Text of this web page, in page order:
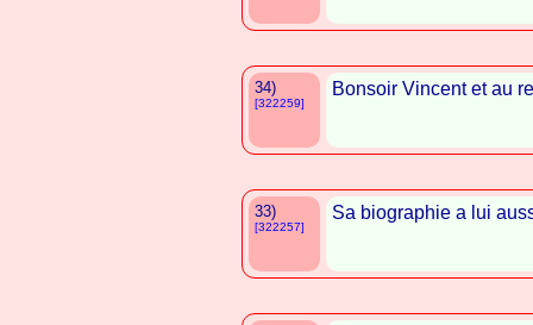
34)
[322259]
Bonsoir Vincent et au
33)
[322257]
Sa biographie a lui